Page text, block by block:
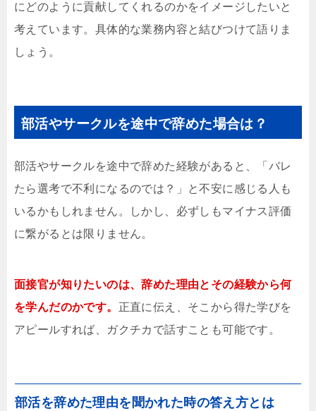
にどのように貢献してくれるのかをイメージしたいと
考えています。具体的な業務内容と結びつけて語りま
しょう。
部活やサークルを途中で辞めた場合は？
部活やサークルを途中で辞めた経験があると、「バレ
たら選考で不利になるのでは？」と不安に感じる人も
いるかもしれません。しかし、必ずしもマイナス評価
に繋がるとは限りません。
面接官が知りたいのは、辞めた理由とその経験から何
を学んだのかです。
正直に伝え、そこから得た学びを
アピールすれば、ガクチカで話すことも可能です。
部活を辞めた理由を聞かれた時の答え方とは